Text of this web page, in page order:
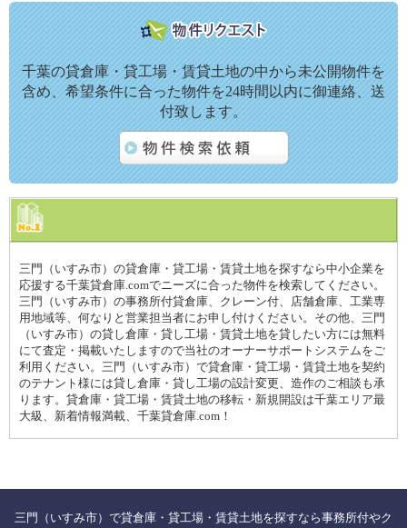
千葉の貸倉庫・貸工場・賃貸土地の中から未公開物件を
含め、希望条件に合った物件を24時間以内に御連絡、送
付致します。
三門（いすみ市）の貸倉庫・貸工場・賃貸土地を探すなら中小企業を
応援する千葉貸倉庫.comでニーズに合った物件を検索してください。
三門（いすみ市）の事務所付貸倉庫、クレーン付、店舗倉庫、工業専
用地域等、何なりと営業担当者にお申し付けください。その他、三門
（いすみ市）の貸し倉庫・貸し工場・賃貸土地を貸したい方には無料
にて査定・掲載いたしますので当社のオーナーサポートシステムをご
利用ください。三門（いすみ市）で貸倉庫・貸工場・賃貸土地を契約
のテナント様には貸し倉庫・貸し工場の設計変更、造作のご相談も承
ります。貸倉庫・貸工場・賃貸土地の移転・新規開設は千葉エリア最
大級、新着情報満載、千葉貸倉庫.com！
三門（いすみ市）で貸倉庫・貸工場・賃貸土地を探すなら事務所付やク